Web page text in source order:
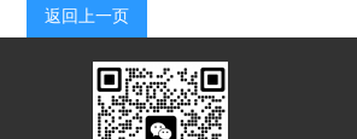
返回上一页